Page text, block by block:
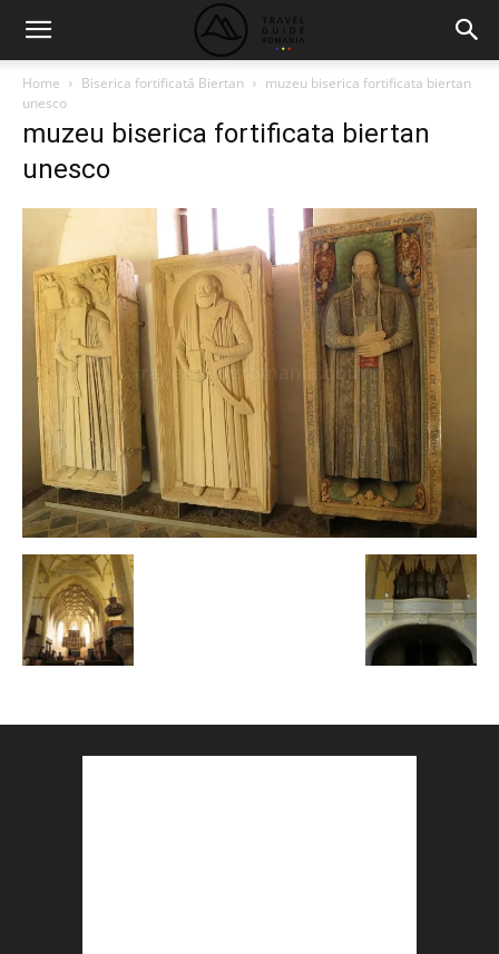
Home Biserica fortificată Biertan
muzeu biserica fortificata biertan
unesco
muzeu biserica fortificata biertan
unesco